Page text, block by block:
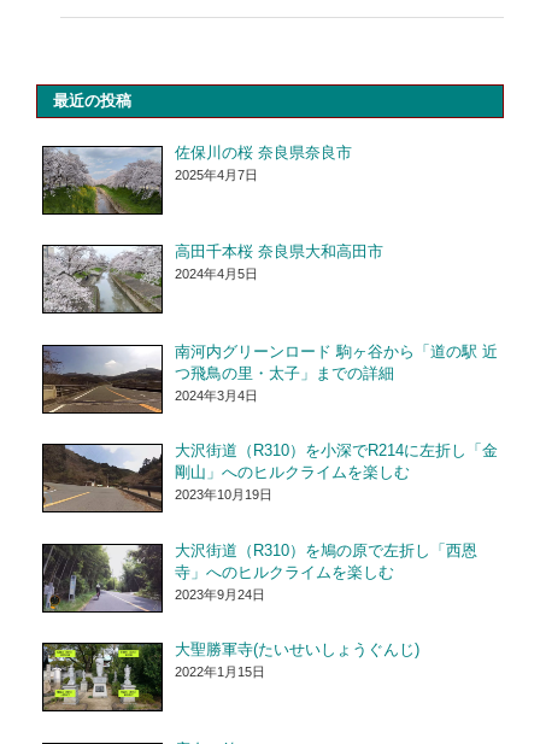
最近の投稿
佐保川の桜 奈良県奈良市
2025年4月7日
高田千本桜 奈良県大和高田市
2024年4月5日
南河内グリーンロード 駒ヶ谷から「道の駅 近
つ飛鳥の里・太子」までの詳細
2024年3月4日
大沢街道（R310）を小深でR214に左折し「金
剛山」へのヒルクライムを楽しむ
2023年10月19日
大沢街道（R310）を鳩の原で左折し「西恩
寺」へのヒルクライムを楽しむ
2023年9月24日
大聖勝軍寺(たいせいしょうぐんじ)
2022年1月15日